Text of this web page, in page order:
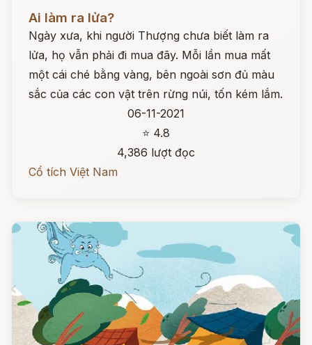
Ai làm ra lửa?
Ngày xưa, khi người Thượng chưa biết làm ra
lửa, họ vẫn phải đi mua đãy. Mỗi lần mua mất
một cái ché bằng vàng, bên ngoài sơn đủ màu
sắc của các con vật trên rừng núi, tốn kém lắm.
06-11-2021
⭐ 4.8
4,386 lượt đọc
Cổ tích Việt Nam